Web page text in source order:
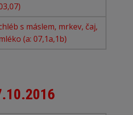
s máslem, mrkev, čaj,
(a: 07,1a,1b)